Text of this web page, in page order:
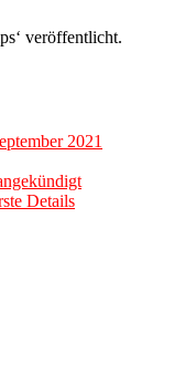
veröffentlicht.
2021
Details